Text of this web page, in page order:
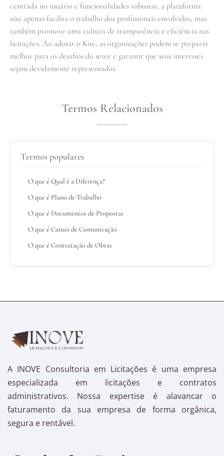
centrada no usuário e funcionalidades robustas, a plataforma
não apenas facilita o trabalho dos profissionais envolvidos, mas
também promove uma cultura de transparência e eficiência nas
licitações. Ao adotar o Kite, as organizações podem se preparar
melhor para os desafios do setor e garantir que seus interesses
sejam devidamente representados.
Termos Relacionados
Termos populares
O que é Qual é a Diferença?
O que é Plano de Trabalho
O que é Documentos de Propostas
O que é Canais de Comunicação
O que é Contratação de Obras
A INOVE Consultoria em Licitações é uma empresa
especializada em licitações e contratos
administrativos. Nossa expertise é alavancar o
faturamento da sua empresa de forma orgânica,
segura e rentável.